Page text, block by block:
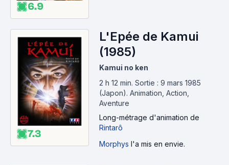
6.9
7.3
L'Epée de Kamui
(1985)
Kamui no ken
2 h 12 min. Sortie : 9 mars 1985
(Japon). Animation, Action,
Aventure
Long-métrage d'animation de
Rintarô
Morphys l'a mis en envie.